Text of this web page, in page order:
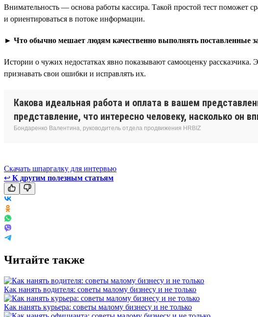
Внимательность — основа работы кассира. Такой простой тест поможет
и ориентироваться в потоке информации.
► Что обычно мешает людям качественно выполнять поставленные
Истории о чужих недостатках явно показывают самооценку рассказчика.
признавать свои ошибки и исправлять их.
Какова идеальная работа и оплата в вашем
представление, что интересно человеку, насколько
Бондаренко Валентина, руководитель отдела продвижения HRBIZ
Скачать шпаргалку для интервью
↩ К другим полезным статьям
Читайте также
Как нанять водителя: советы малому бизнесу и не только
Как нанять курьера: советы малому бизнесу и не только